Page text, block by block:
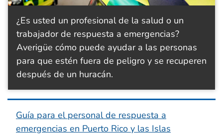
¿Es usted un profesional de la salud o un
trabajador de respuesta a emergencias?
Averigüe cómo puede ayudar a las personas
para que estén fuera de peligro y se recuperen
después de un huracán.
Guía para el personal de respuesta a
emergencias en Puerto Rico y las Islas